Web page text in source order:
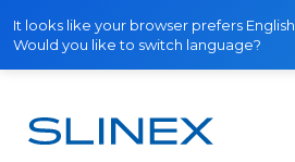
It looks like your browser prefers English.
Would you like to switch language?
Accueil Actualités